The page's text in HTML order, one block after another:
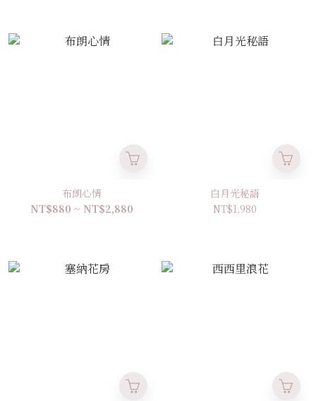
布朗心情
NT$880 ~ NT$2,880
白月光秘語
NT$1,980